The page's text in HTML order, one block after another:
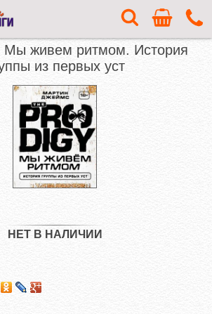
Мы живем ритмом. История
из первых уст
НЕТ В НАЛИЧИИ